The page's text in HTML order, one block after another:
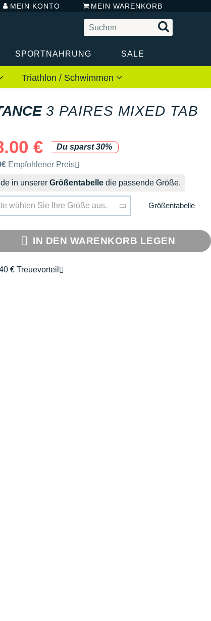
MEIN KONTO MEIN WARENKORB
SPORTNAHRUNG SALE
Triathlon / Schwimmen
3 PAIRES MIXED TAB
€
Du sparst 30%
Preisempfehlung der Marke
Empfohlener Preis
in unserer Größentabelle die passende Größe.
wählen Sie Ihre Größe aus. Größentabelle
IN DEN WARENKORB LEGEN
€ Treuevorteil